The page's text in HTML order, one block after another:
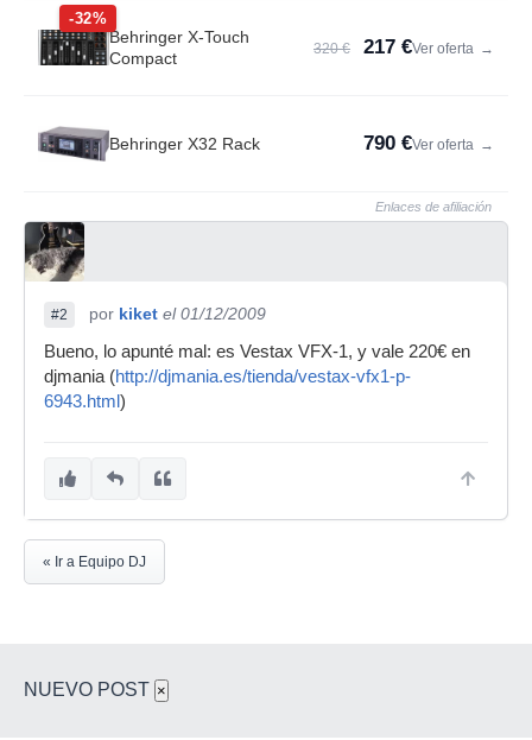
-32%
Behringer X-Touch
Compact
320 € 217 €Ver oferta →
Behringer X32 Rack 790 €Ver oferta →
Enlaces de afiliación
#2 por kiket el 01/12/2009
Bueno, lo apunté mal: es Vestax VFX-1, y vale 220€ en
djmania (http://djmania.es/tienda/vestax-vfx1-p-
6943.html )
« Ir a Equipo DJ
NUEVO POST ×